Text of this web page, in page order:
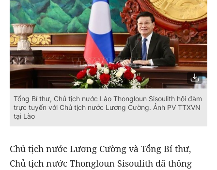
Tổng Bí thư, Chủ tịch nước Lào Thongloun Sisoulith hội đàm
trực tuyến với Chủ tịch nước Lương Cường. Ảnh PV TTXVN
tại Lào
Chủ tịch nước Lương Cường và Tổng Bí thư,
Chủ tịch nước Thongloun Sisoulith đã thông